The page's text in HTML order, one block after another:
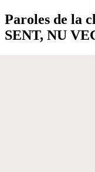
Paroles de la
SENT, NU